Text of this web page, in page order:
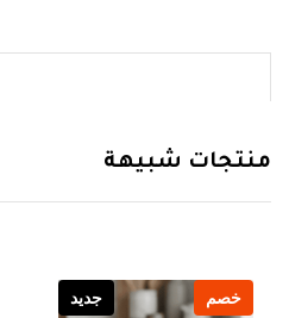
منتجات شبيهة
خصم جديد